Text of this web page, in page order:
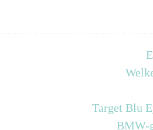
Target Blu
BMW-